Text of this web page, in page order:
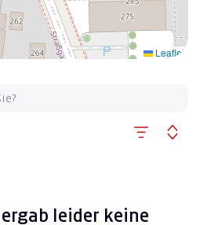
Leaflet
ergab leider keine